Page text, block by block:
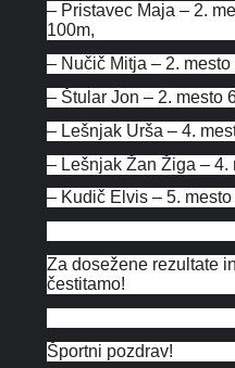
– Pristavec Maja – 2.
100m,
– Nučič Mitja – 2. mesto
– Štular Jon – 2. mesto
– Lešnjak Urša – 4.
– Lešnjak Žan Žiga – 4.
– Kudič Elvis – 5. mesto
Za dosežene rezultate
čestitamo!
Športni pozdrav!